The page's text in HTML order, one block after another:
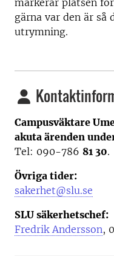
markerar platsen
gärna var den är så
utrymning.
Campusväktare
akuta ärenden
Tel: 090-786 81 30.
Övriga tider:
sakerhet@slu.se
SLU säkerhetschef:
Fredrik Andersson,